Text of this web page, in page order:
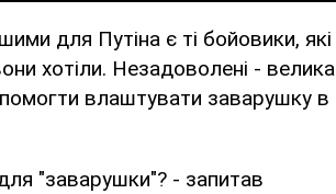
для Путіна є ті бойовики, які
хотіли. Незадоволені - велика
влаштувати заварушку в
"заварушки"? - запитав